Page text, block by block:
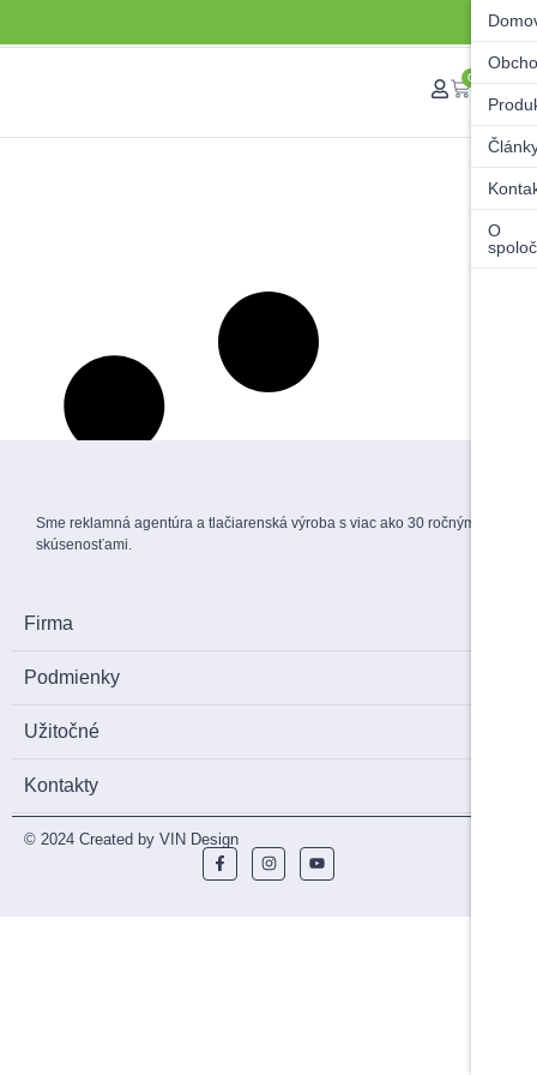
0
O
Sme reklamná agentúra a tlačiarenská výroba s viac ako 30 ročnými
skúsenosťami.
Firma
Podmienky
Užitočné
Kontakty
© 2024 Created by VIN Design